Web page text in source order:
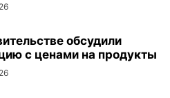
обсудили
с ценами на продукты